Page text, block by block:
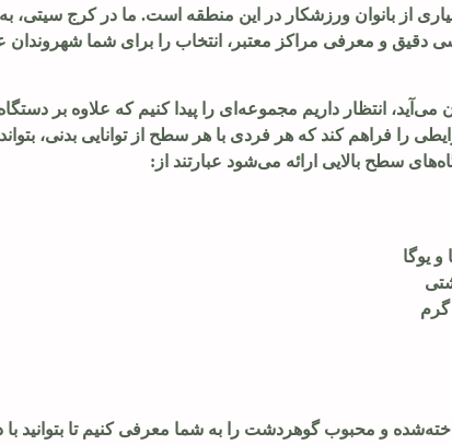
از بانوان ورزشکار در این منطقه است. ما در کرج سیتی،
دقیق و معرفی مراکز معتبر، انتخاب را برای شما شهروندان
انتظار داریم مجموعه‌ای را پیدا کنیم که علاوه بر
را فراهم کند که هر فردی با هر سطح از توانایی بدنی، بتواند
سطح بالایی ارائه می‌شود عبارتند از:
یوگا
گرم
و محبوب گوهردشت را به شما معرفی کنیم تا بتوانید با